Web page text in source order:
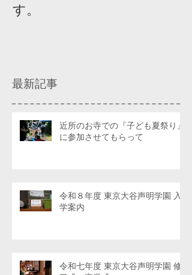
す。
最新記事
近所のお寺での『子ども夏祭り』
に参加させてもらって
令和８年度 東京大谷声明学園 入
学案内
令和七年度 東京大谷声明学園 修